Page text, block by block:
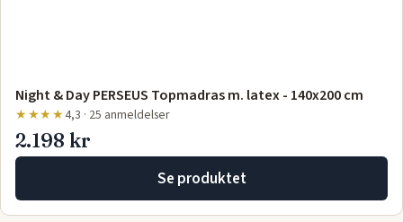
Night & Day PERSEUS Topmadras m. latex - 140x200 cm
★★★★4,3 · 25 anmeldelser
2.198 kr
Se produktet